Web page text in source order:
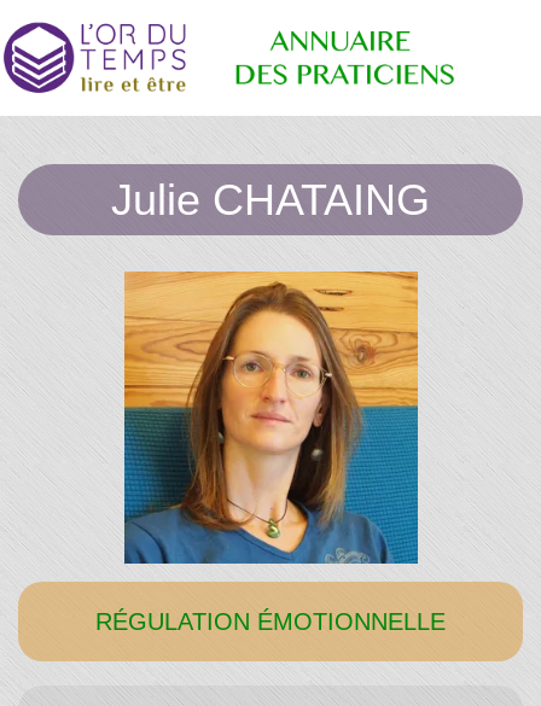
Annuaire
des
Praticiens
"L'Or du
Temps"
praticiens
conseillé
Julie CHATAING
RÉGULATION ÉMOTIONNELLE